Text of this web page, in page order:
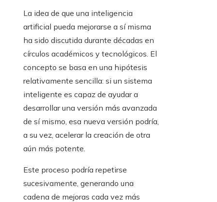
La idea de que una inteligencia
artificial pueda mejorarse a sí misma
ha sido discutida durante décadas en
círculos académicos y tecnológicos. El
concepto se basa en una hipótesis
relativamente sencilla: si un sistema
inteligente es capaz de ayudar a
desarrollar una versión más avanzada
de sí mismo, esa nueva versión podría,
a su vez, acelerar la creación de otra
aún más potente.
Este proceso podría repetirse
sucesivamente, generando una
cadena de mejoras cada vez más